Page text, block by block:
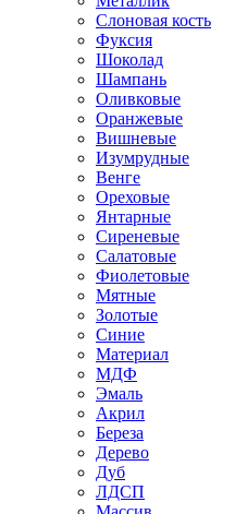
Слоновая кость
Фуксия
Шоколад
Шампань
Оливковые
Оранжевые
Вишневые
Изумрудные
Венге
Ореховые
Янтарные
Сиреневые
Салатовые
Фиолетовые
Мятные
Золотые
Синие
Материал
МДФ
Эмаль
Акрил
Береза
Дерево
Дуб
ЛДСП